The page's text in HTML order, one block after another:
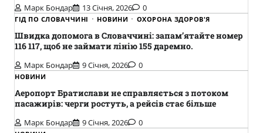
Марк Бондар 13 Січня, 2026 0
ГІД ПО СЛОВАЧЧИНІ НОВИНИ ОХОРОНА ЗДОРОВ'Я
Швидка допомога в Словаччині: запам’ятайте номер
116 117, щоб не займати лінію 155 даремно.
Марк Бондар 9 Січня, 2026 0
НОВИНИ
Аеропорт Братислави не справляється з потоком
пасажирів: черги ростуть, а рейсів стає більше
Марк Бондар 9 Січня, 2026 0